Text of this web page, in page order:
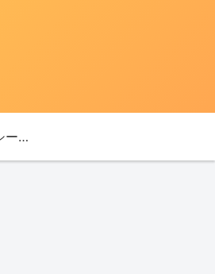
プライバシーポリシー・免責事項